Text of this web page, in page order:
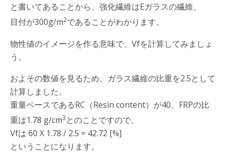
と書いてあることから、強化繊維はEガラスの繊維、
目付が300g/m2であることがわかります。
物性値のイメージを作る意味で、Vfを計算してみましょ
う。
およその数値を見るため、ガラス繊維の比重を2.5として
計算しました。
重量ベースであるRC（Resin content）が40、FRPの比
重は1.78 g/cm3とのことですので、
Vfは 60 X 1.78 / 2.5 = 42.72 [%]
ということになります。